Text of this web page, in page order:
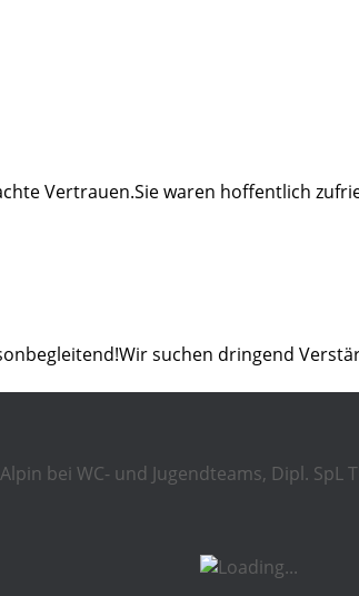
Vertrauen.Sie waren hoffentlich
suchen dringend
bei WC- und Jugendteams, Dipl.